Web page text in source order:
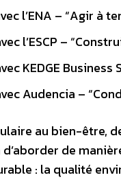
l’ENA – “Agir à
l’ESCP –
KEDGE
Audencia –
au bien-être,
de
: la qualité